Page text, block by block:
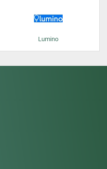
Lumino